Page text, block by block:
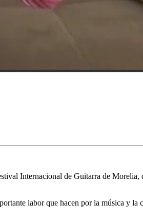
Internacional de Guitarra de Morelia,
labor que hacen por la música y la